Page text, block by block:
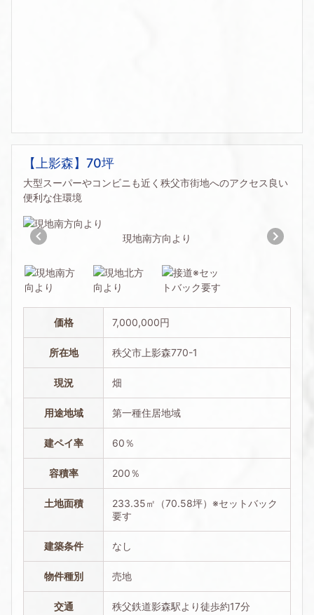
【上影森】70坪
大型スーパーやコンビニも近く秩父市街地へのアクセス良い
便利な住環境
現地南方向より
価格 7,000,000円
所在地 秩父市上影森770-1
現況 畑
用途地域 第一種住居地域
建ペイ率 60％
容積率 200％
土地面積
233.35㎡（70.58坪）※セットバック
要す
建築条件 なし
物件種別 売地
交通 秩父鉄道影森駅より徒歩約17分